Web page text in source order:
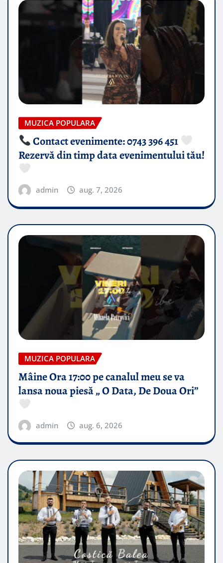
MUZICA POPULARA
Contact evenimente: 0743 396 451
Rezervă din timp data evenimentului tău!
admin aug. 7, 2026
MUZICA POPULARA
Mâine Ora 17:00 pe canalul meu se va
lansa noua piesă „ O Data, De Doua Ori”
admin aug. 6, 2026